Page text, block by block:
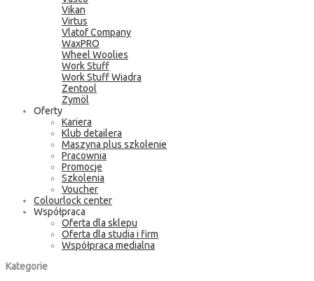
Vikan
Virtus
Vlatof Company
WaxPRO
Wheel Woolies
Work Stuff
Work Stuff Wiadra
Zentool
Zymöl
Oferty
Kariera
Klub detailera
Maszyna plus szkolenie
Pracownia
Promocje
Szkolenia
Voucher
Colourlock center
Współpraca
Oferta dla sklepu
Oferta dla studia i firm
Współpraca medialna
Kategorie